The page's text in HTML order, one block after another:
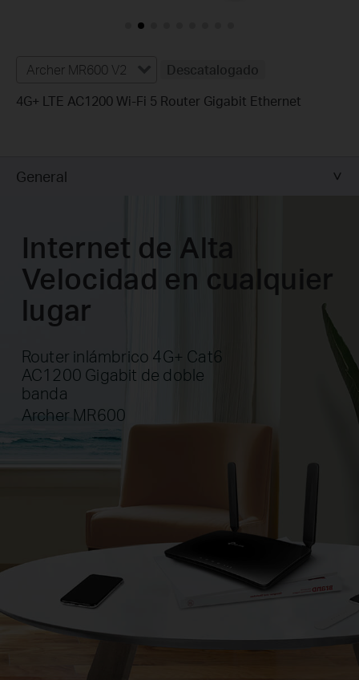
Archer MR600 V2
Descatalogado
4G+ LTE AC1200 Wi-Fi 5 Router Gigabit Ethernet
General
Internet de Alta
Velocidad en cualquier
lugar
Router inlámbrico 4G+ Cat6
AC1200 Gigabit de doble
banda
Archer MR600